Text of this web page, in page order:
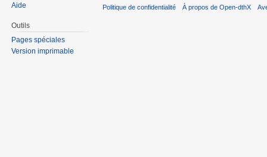
Aide
Outils
Pages spéciales
Version imprimable
Politique de confidentialité À propos de Open-dthX